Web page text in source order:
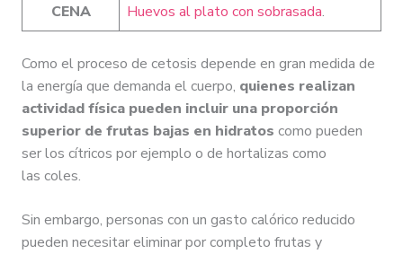
CENA
Huevos al plato con sobrasada.
Como el proceso de cetosis depende en gran medida de
la energía que demanda el cuerpo, quienes realizan
actividad física pueden incluir una proporción
superior de frutas bajas en hidratos como pueden
ser los cítricos por ejemplo o de hortalizas como
las coles.
Sin embargo, personas con un gasto calórico reducido
pueden necesitar eliminar por completo frutas y